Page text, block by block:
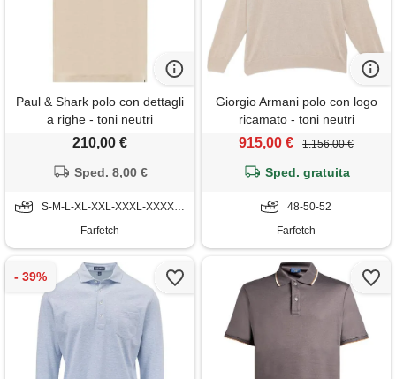
Paul & Shark polo con dettagli
a righe - toni neutri
210,00 €
Sped. 8,00 €
S-M-L-XL-XXL-XXXL-XXXXL-5XL-6XL
Farfetch
Giorgio Armani polo con logo
ricamato - toni neutri
915,00 € 1.156,00 €
Sped. gratuita
48-50-52
Farfetch